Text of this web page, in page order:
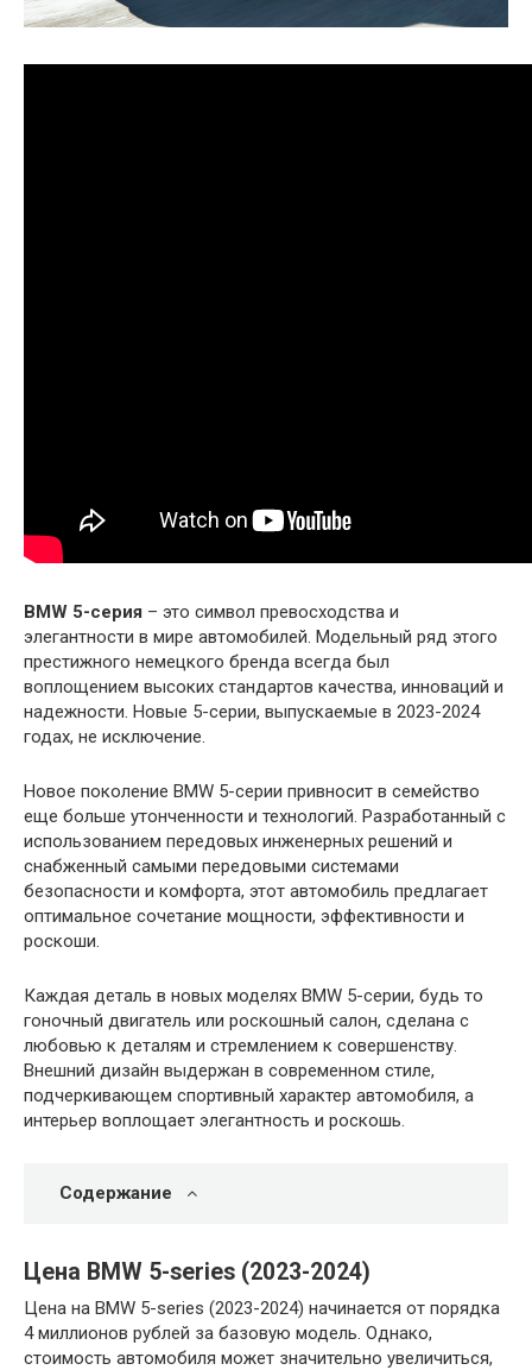
BMW 5-серия – это символ превосходства и
элегантности в мире автомобилей. Модельный ряд этого
престижного немецкого бренда всегда был
воплощением высоких стандартов качества, инноваций и
надежности. Новые 5-серии, выпускаемые в 2023-2024
годах, не исключение.
Новое поколение BMW 5-серии привносит в семейство
еще больше утонченности и технологий. Разработанный с
использованием передовых инженерных решений и
снабженный самыми передовыми системами
безопасности и комфорта, этот автомобиль предлагает
оптимальное сочетание мощности, эффективности и
роскоши.
Каждая деталь в новых моделях BMW 5-серии, будь то
гоночный двигатель или роскошный салон, сделана с
любовью к деталям и стремлением к совершенству.
Внешний дизайн выдержан в современном стиле,
подчеркивающем спортивный характер автомобиля, а
интерьер воплощает элегантность и роскошь.
Содержание
Цена BMW 5-series (2023-2024)
Цена на BMW 5-series (2023-2024) начинается от порядка
4 миллионов рублей за базовую модель. Однако,
стоимость автомобиля может значительно увеличиться,